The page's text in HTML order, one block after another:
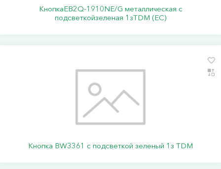
КнопкаEB2Q-1910NE/G металлическая с
подсветкойзеленая 1зTDM (ЕС)
Кнопка BW3361 с подсветкой зеленый 1з TDM